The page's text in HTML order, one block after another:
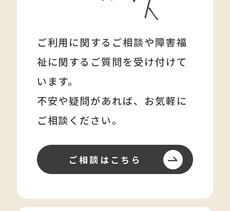
ご利用に関するご相談や障害福
祉に関する ご質問を受け付けて
います。
不安や疑問があれば、 お気軽に
ご相談ください。
ご相談はこちら